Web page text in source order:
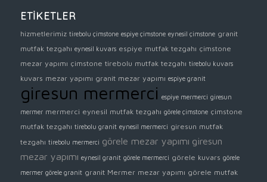
ETİKETLER
hizmetlerimiz tirebolu çimstone espiye çimstone eynesil çimstone granit
mutfak tezgahı eynesil kuvars espiye mutfak tezgahı çimstone
mezar yapımı çimstone tirebolu mutfak tezgahı tirebolu kuvars
kuvars mezar yapımı granit mezar yapımı espiye granit
giresun mermerci espiye mermerci giresun
mermer mermerci eynesil mutfak tezgahı görele çimstone çimstone
mutfak tezgahı tirebolu granit eynesil mermerci giresun mutfak
tezgahı tirebolu mermerci görele mezar yapımı giresun
mezar yapımı eynesil granit görele mermerci görele kuvars görele
mermer görele granit granit Mermer mezar yapımı görele mutfak